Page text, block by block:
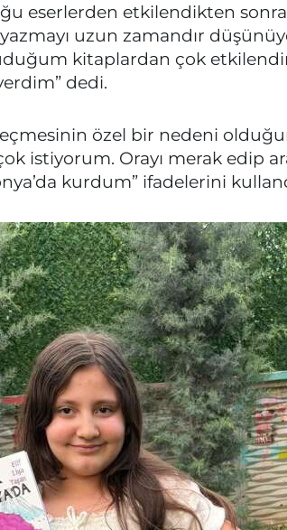
eserlerden etkilendikten
yazmayı uzun zamandır
kitaplardan çok
dedi.
özel bir nedeni
istiyorum. Orayı merak edip
kurdum” ifadelerini